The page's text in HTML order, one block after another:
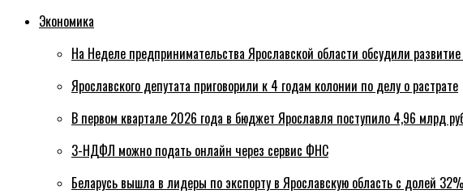
Экономика
На Неделе предпринимательства Ярославской области обсудили
Ярославского депутата приговорили к 4 годам колонии по делу о растрате
В первом квартале 2026 года в бюджет Ярославля поступило 4,96 млрд
3-НДФЛ можно подать онлайн через сервис ФНС
Беларусь вышла в лидеры по экспорту в Ярославскую область с долей 32%